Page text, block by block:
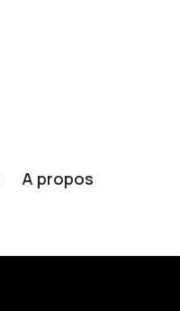
A propos